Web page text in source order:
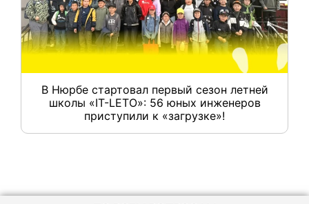
В Нюрбе стартовал первый сезон летней
школы «IT-LETO»: 56 юных инженеров
приступили к «загрузке»!